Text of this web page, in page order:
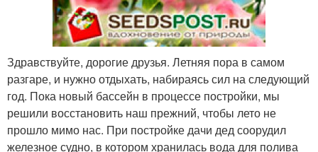
Здравствуйте, дорогие друзья. Летняя пора в самом
разгаре, и нужно отдыхать, набираясь сил на следующий
год. Пока новый бассейн в процессе постройки, мы
решили восстановить наш прежний, чтобы лето не
прошло мимо нас. При постройке дачи дед соорудил
железное судно, в котором хранилась вода для полива